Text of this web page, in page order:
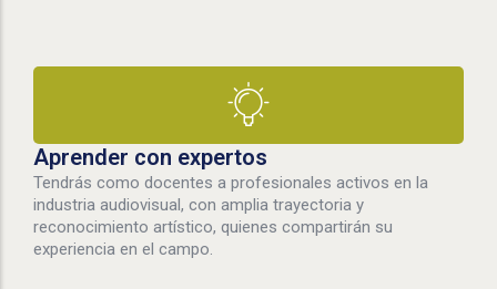
Aprender con expertos
Tendrás como docentes a profesionales activos en la
industria audiovisual, con amplia trayectoria y
reconocimiento artístico, quienes compartirán su
experiencia en el campo.